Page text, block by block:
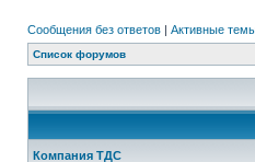
Сообщения без ответов | Активные
Список форумов
Компания ТДС